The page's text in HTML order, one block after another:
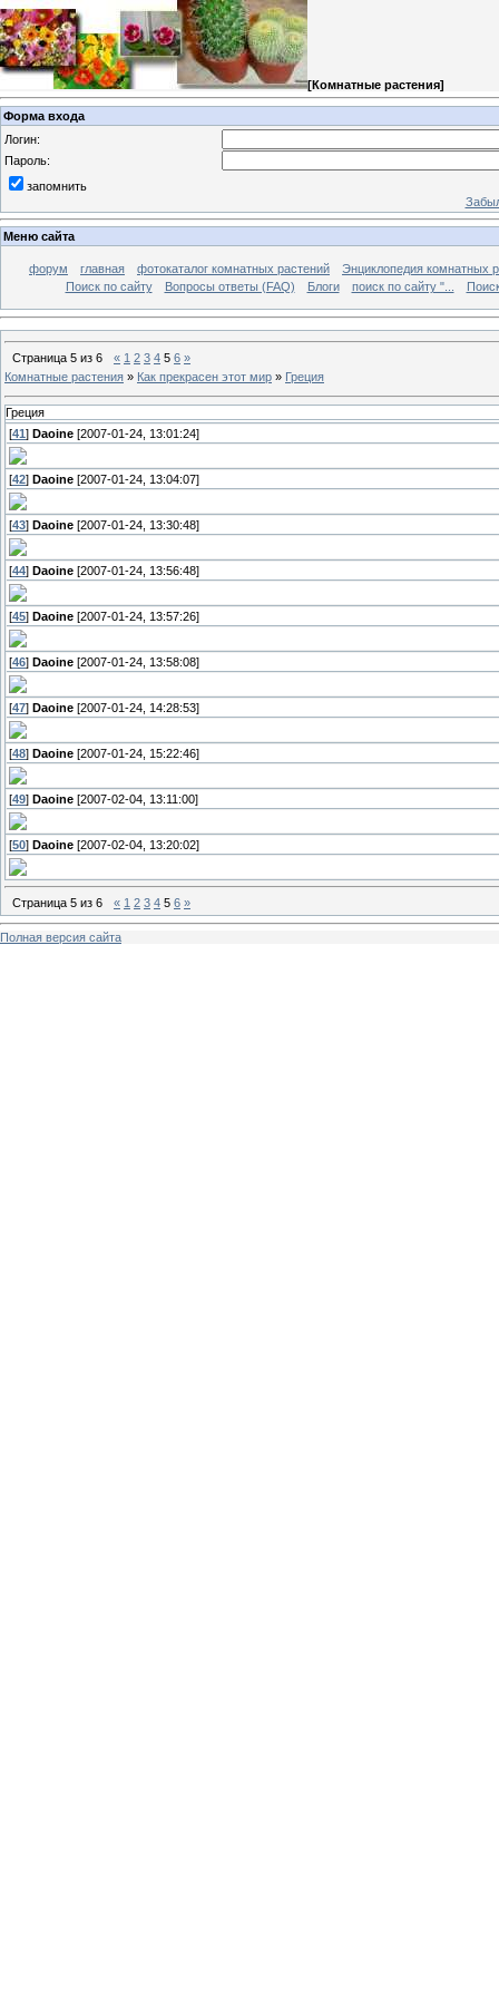
[Комнатные растения]
Форма входа
Логин:
Пароль:
запомнить
Меню сайта
форум главная фотокаталог комнатных растений
Энциклопедия комнатных
Поиск по сайту
Вопросы ответы (FAQ) Блоги поиск по сайту "...
Страница 5 из 6 « 1 2 3 4 5 6 »
Комнатные растения » Как прекрасен этот мир » Греция
Греция
[41] Daoine [2007-01-24, 13:01:24]
[42] Daoine [2007-01-24, 13:04:07]
[43] Daoine [2007-01-24, 13:30:48]
[44] Daoine [2007-01-24, 13:56:48]
[45] Daoine [2007-01-24, 13:57:26]
[46] Daoine [2007-01-24, 13:58:08]
[47] Daoine [2007-01-24, 14:28:53]
[48] Daoine [2007-01-24, 15:22:46]
[49] Daoine [2007-02-04, 13:11:00]
[50] Daoine [2007-02-04, 13:20:02]
Страница 5 из 6 « 1 2 3 4 5 6 »
Полная версия сайта